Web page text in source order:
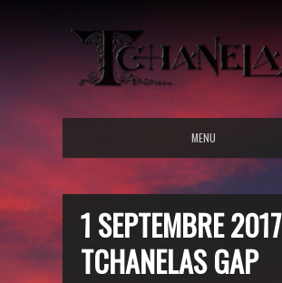
MENU
1 SEPTEMBRE 2017
TCHANELAS GAP